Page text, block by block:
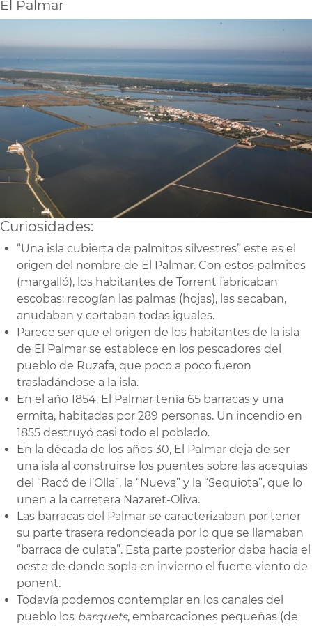
El Palmar
Curiosidades:
“Una isla cubierta de palmitos silvestres” este es el
origen del nombre de El Palmar. Con estos palmitos
(margalló), los habitantes de Torrent fabricaban
escobas: recogían las palmas (hojas), las secaban,
anudaban y cortaban todas iguales.
Parece ser que el origen de los habitantes de la isla
de El Palmar se establece en los pescadores del
pueblo de Ruzafa, que poco a poco fueron
trasladándose a la isla.
En el año 1854, El Palmar tenía 65 barracas y una
ermita, habitadas por 289 personas. Un incendio en
1855 destruyó casi todo el poblado.
En la década de los años 30, El Palmar deja de ser
una isla al construirse los puentes sobre las acequias
del “Racó de l’Olla”, la “Nueva” y la “Sequiota”, que lo
unen a la carretera Nazaret-Oliva.
Las barracas del Palmar se caracterizaban por tener
su parte trasera redondeada por lo que se llamaban
“barraca de culata”. Esta parte posterior daba hacia el
oeste de donde sopla en invierno el fuerte viento de
ponent.
Todavía podemos contemplar en los canales del
pueblo los barquets, embarcaciones pequeñas (de